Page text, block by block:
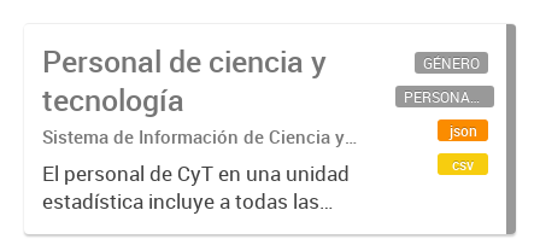
Personal de ciencia y
tecnología
Sistema de Información de Ciencia y
Tecnología Argentino (SICYTAR)
El personal de CyT en una unidad
estadística incluye a todas las
personas involucradas
GÉNERO
PERSONAL CIENTÍFICO-TECNOLÓGICO
json
csv